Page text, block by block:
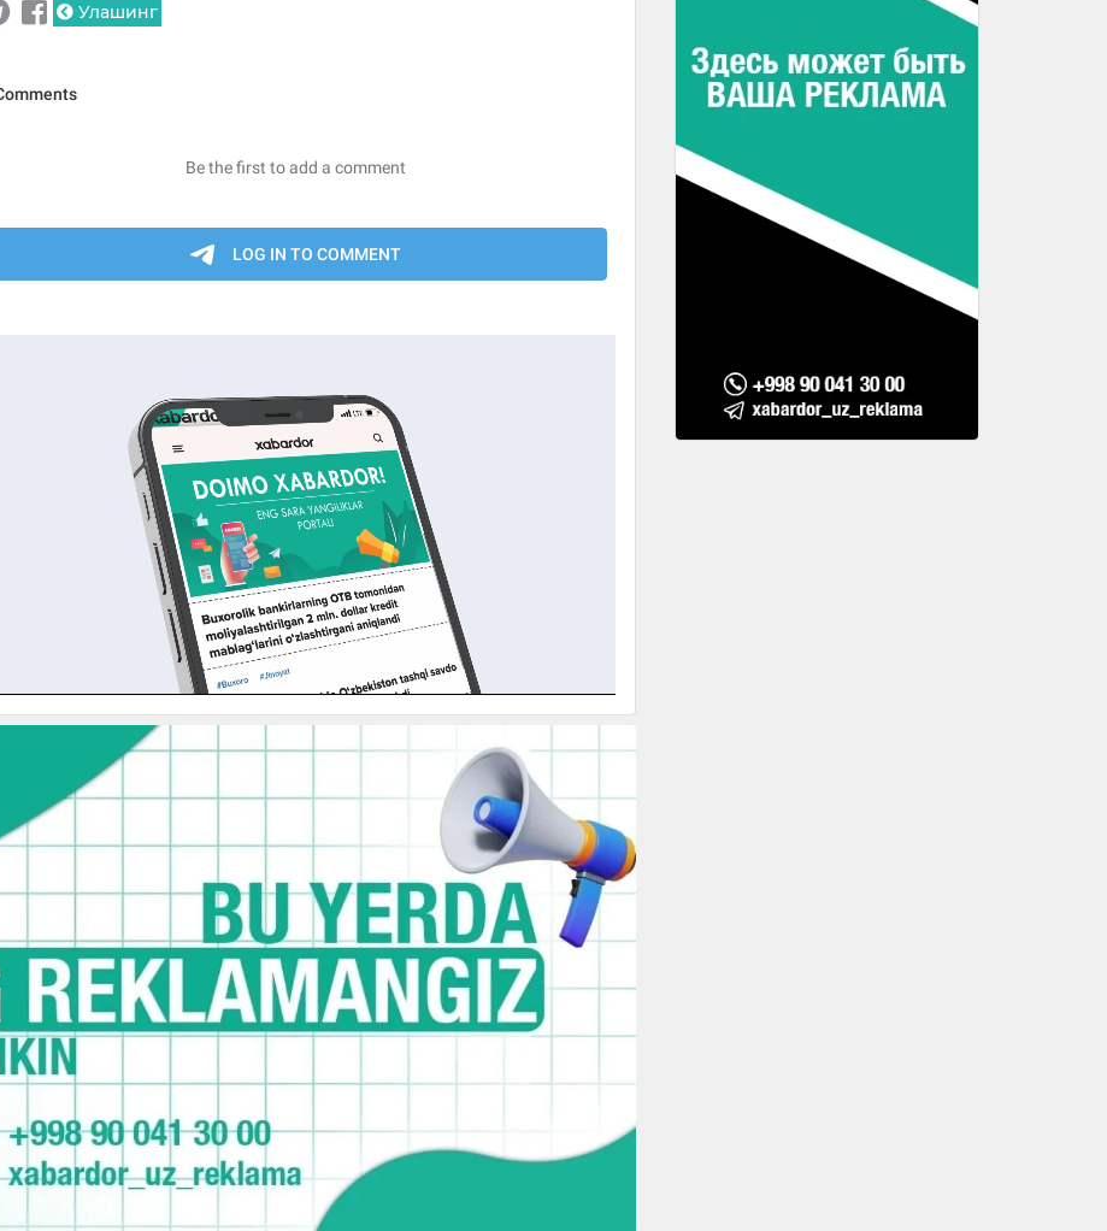
Улашинг